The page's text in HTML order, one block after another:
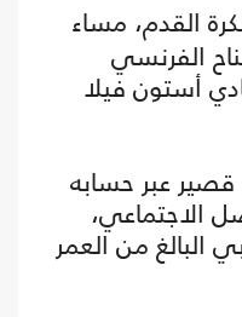
القدم، مساء
الفرنسي
أستون فيلا
عبر حسابه
الاجتماعي،
البالغ من العمر